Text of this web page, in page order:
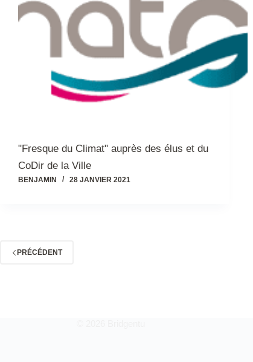
"Fresque du Climat" auprès des élus et du
CoDir de la Ville
BENJAMIN 28 JANVIER 2021
PRÉCÉDENT